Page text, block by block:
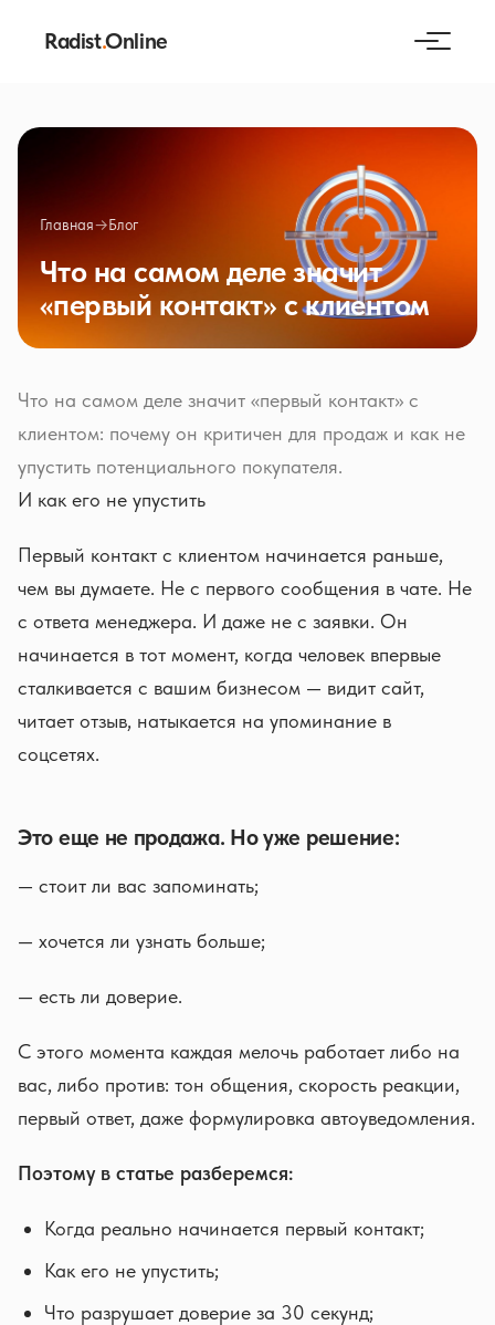
Radist.Online
Главная→Блог
Что на самом деле значит
«первый контакт» с клиентом
Что на самом деле значит «первый контакт» с
клиентом: почему он критичен для продаж и как не
упустить потенциального покупателя.
И как его не упустить
Первый контакт с клиентом начинается раньше,
чем вы думаете. Не с первого сообщения в чате. Не
с ответа менеджера. И даже не с заявки. Он
начинается в тот момент, когда человек впервые
сталкивается с вашим бизнесом — видит сайт,
читает отзыв, натыкается на упоминание в
соцсетях.
Это еще не продажа. Но уже решение:
— стоит ли вас запоминать;
— хочется ли узнать больше;
— есть ли доверие.
С этого момента каждая мелочь работает либо на
вас, либо против: тон общения, скорость реакции,
первый ответ, даже формулировка автоуведомления.
Поэтому в статье разберемся:
Когда реально начинается первый контакт;
Как его не упустить;
Что разрушает доверие за 30 секунд;